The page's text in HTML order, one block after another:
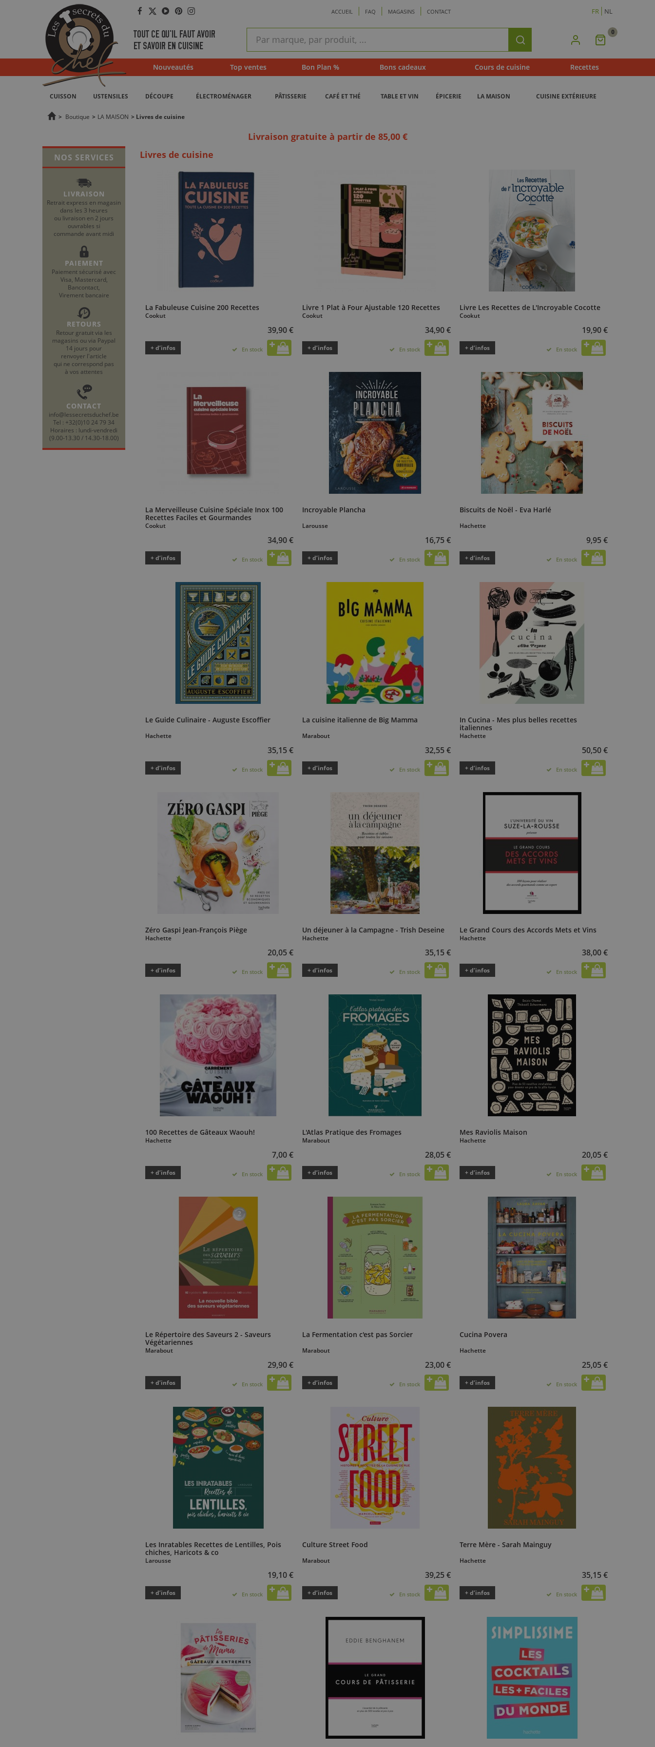
Facebook
Twitter
YouTube
Pinterest
Instagram ACCUEIL FAQ MAGASINS CONTACT FR NL
TOUT CE QU'IL FAUT AVOIR
ET SAVOIR EN CUISINE
rapide
Rechercher Mon
0
Nouveautés Top ventes Bon Plan % Bons cadeaux Cours de cuisine Recettes
CUISSON USTENSILES DÉCOUPE ÉLECTROMÉNAGER PÂTISSERIE CAFÉ ET THÉ TABLE ET VIN ÉPICERIE LA MAISON CUISINE EXTÉRIEURE
> Boutique > LA MAISON > Livres de cuisine
Livraison gratuite à partir de 85,00 €
NOS SERVICES
LIVRAISON
Retrait express en magasin
dans les 3 heures
ou livraison en 2 jours
ouvrables si
commande avant midi
PAIEMENT
Paiement sécurisé avec
Visa, Mastercard,
Bancontact,
Virement bancaire
RETOURS
Retour gratuit via les
magasins ou via Paypal
14 jours pour
renvoyer l'article
qui ne correspond pas
à vos attentes
CONTACT
info@lessecretsduchef.be
Tel : +32(0)10 24 79 34
Horaires : lundi-vendredi
(9.00-13.30 / 14.30-18.00)
Livres de cuisine
La Fabuleuse Cuisine 200 Recettes
Cookut
39,90 €
+ d’infos En stock
Livre 1 Plat à Four Ajustable 120 Recettes
Cookut
34,90 €
+ d’infos En stock
Livre Les Recettes de L'Incroyable Cocotte
Cookut
19,90 €
+ d’infos En stock
La Merveilleuse Cuisine Spéciale Inox 100
Recettes Faciles et Gourmandes
Cookut
34,90 €
+ d’infos En stock
Incroyable Plancha
Larousse
16,75 €
+ d’infos En stock
Biscuits de Noël - Eva Harlé
Hachette
9,95 €
+ d’infos En stock
Le Guide Culinaire - Auguste Escoffier
Hachette
35,15 €
+ d’infos En stock
La cuisine italienne de Big Mamma
Marabout
32,55 €
+ d’infos En stock
In Cucina - Mes plus belles recettes
italiennes
Hachette
50,50 €
+ d’infos En stock
Zéro Gaspi Jean-François Piège
Hachette
20,05 €
+ d’infos En stock
Un déjeuner à la Campagne - Trish Deseine
Hachette
35,15 €
+ d’infos En stock
Le Grand Cours des Accords Mets et Vins
Hachette
38,00 €
+ d’infos En stock
100 Recettes de Gâteaux Waouh!
Hachette
7,00 €
+ d’infos En stock
L'Atlas Pratique des Fromages
Marabout
28,05 €
+ d’infos En stock
Mes Raviolis Maison
Hachette
20,05 €
+ d’infos En stock
Le Répertoire des Saveurs 2 - Saveurs
Végétariennes
Marabout
29,90 €
+ d’infos En stock
La Fermentation c'est pas Sorcier
Marabout
23,00 €
+ d’infos En stock
Cucina Povera
Hachette
25,05 €
+ d’infos En stock
Les Inratables Recettes de Lentilles, Pois
chiches, Haricots & co
Larousse
19,10 €
+ d’infos En stock
Culture Street Food
Marabout
39,25 €
+ d’infos En stock
Terre Mère - Sarah Mainguy
Hachette
35,15 €
+ d’infos En stock